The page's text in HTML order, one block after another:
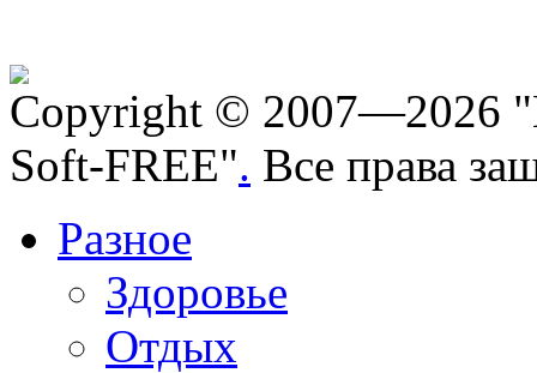
Copyright © 2007—2026
Soft-FREE". Все права
Разное
Здоровье
Отдых